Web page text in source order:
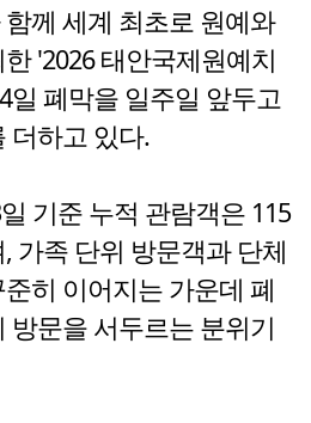
께 세계 최초로 원예와
'2026 태안국제원예치
일 폐막을 일주일 앞두고
더하고 있다.
기준 누적 관람객은 115
가족 단위 방문객과 단체
히 이어지는 가운데 폐
방문을 서두르는 분위기